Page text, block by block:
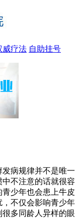
威疗法 自助挂号
病规律并不是唯一
不注意的话就很容
少年也会患上牛皮
不仅会影响青少年
多同龄人异样的眼